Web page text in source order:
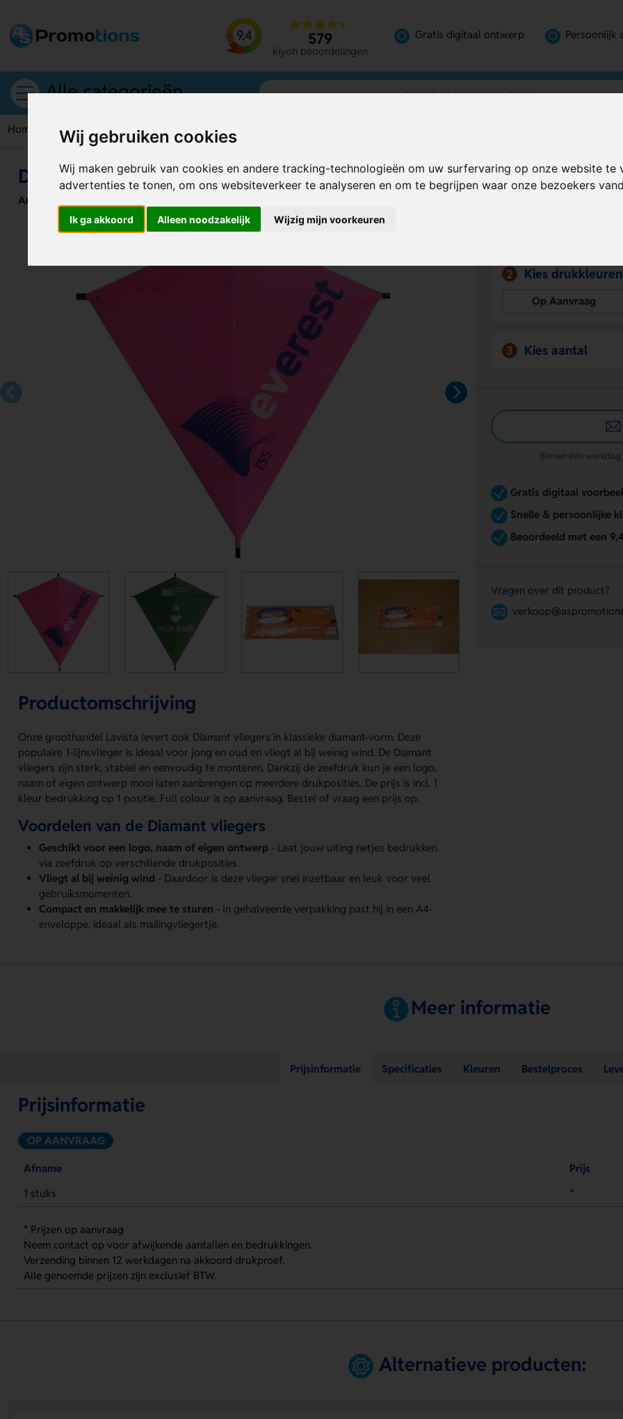
Wij gebruiken cookies
Wij maken gebruik van cookies en andere tracking-technologieën om uw surfervaring op onze website te
advertenties te tonen, om ons websiteverkeer te analyseren en om te begrijpen waar onze bezoekers
Ik ga akkoord Alleen noodzakelijk Wijzig mijn voorkeuren
9,4 579
kiyoh beoordelingen
Gratis digitaal ontwerp Persoonlijk
Alle categorieën
Home Vliegers Diamant vliegers
Diamant vliegers
Artikelnummer:
Productomschrijving
Onze groothandel Lavista levert ook Diamant vliegers in klassieke diamant-vorm. Deze
populaire 1-lijnsvlieger is ideaal voor jong en oud en vliegt al bij weinig wind. De Diamant
vliegers zijn sterk, stabiel en eenvoudig te monteren. Dankzij de zeefdruk kun je een logo,
naam of eigen ontwerp mooi laten aanbrengen op meerdere drukposities. De prijs is incl. 1
kleur bedrukking op 1 positie. Full colour is op aanvraag. Bestel of vraag een prijs op.
Voordelen van de Diamant vliegers
Geschikt voor een logo, naam of eigen ontwerp - Laat jouw uiting netjes bedrukken
via zeefdruk op verschillende drukposities.
Vliegt al bij weinig wind - Daardoor is deze vlieger snel inzetbaar en leuk voor veel
gebruiksmomenten.
Compact en makkelijk mee te sturen - In gehalveerde verpakking past hij in een A4-
enveloppe, ideaal als mailingvliegertje.
Bereken mijn
2 Kies drukkleuren
Op Aanvraag
3 Kies aantal
Binnen één
Gratis digitaal
Snelle & persoonlijke
Beoordeeld met een
Vragen over dit product?
Meer informatie
Prijsinformatie Specificaties Kleuren Bestelproces
Prijsinformatie
OP AANVRAAG
Afname
Prijs
1 stuks
*
* Prijzen op aanvraag
Neem contact op voor afwijkende aantallen en bedrukkingen.
Verzending binnen 12 werkdagen na akkoord drukproef.
Alle genoemde prijzen zijn exclusief BTW.
Alternatieve producten: